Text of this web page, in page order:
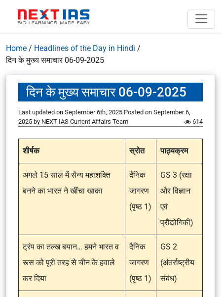
Home / Headlines of the Day in Hindi /
दिन के मुख्य समाचार 06-09-2025
दिन के मुख्य समाचार 06-09-2025
Last updated on September 6th, 2025 Posted on September 6,
2025 by NEXT IAS Current Affairs Team 614
शीर्षक स्रोत पाठ्यक्रम
अगले 15 साल में सैन्य महाशक्ति
बनने का भारत ने खींचा खाका
दैनिक
जागरण
(पृष्ठ 1)
GS 3 (रक्षा
और विज्ञान
एवं
प्रौद्योगिकी)
ट्रंप का तल्ख बयान… हमने भारत व
रूस को पूरी तरह से चीन के हवाले
कर दिया
दैनिक
जागरण
(पृष्ठ 1)
GS 2
(अंतर्राष्ट्रीय
संबंध)